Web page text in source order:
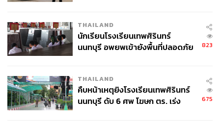
THAILAND
นักเรียนโรงเรียนเทพศิรินทร์
นนทบุรี อพยพเข้ายังพื้นที่ปลอดภัย
823
THAILAND
คืบหน้าเหตุยิงโรงเรียนเทพศิรินทร์
นนทบุรี ดับ 6 ศพ โฆษก ตร. เร่ง
675